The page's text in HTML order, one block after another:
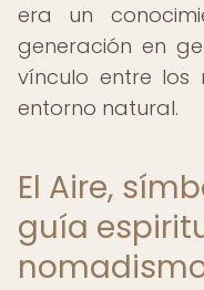
era un
generación en
vínculo entre
entorno natural.
El Aire,
guía